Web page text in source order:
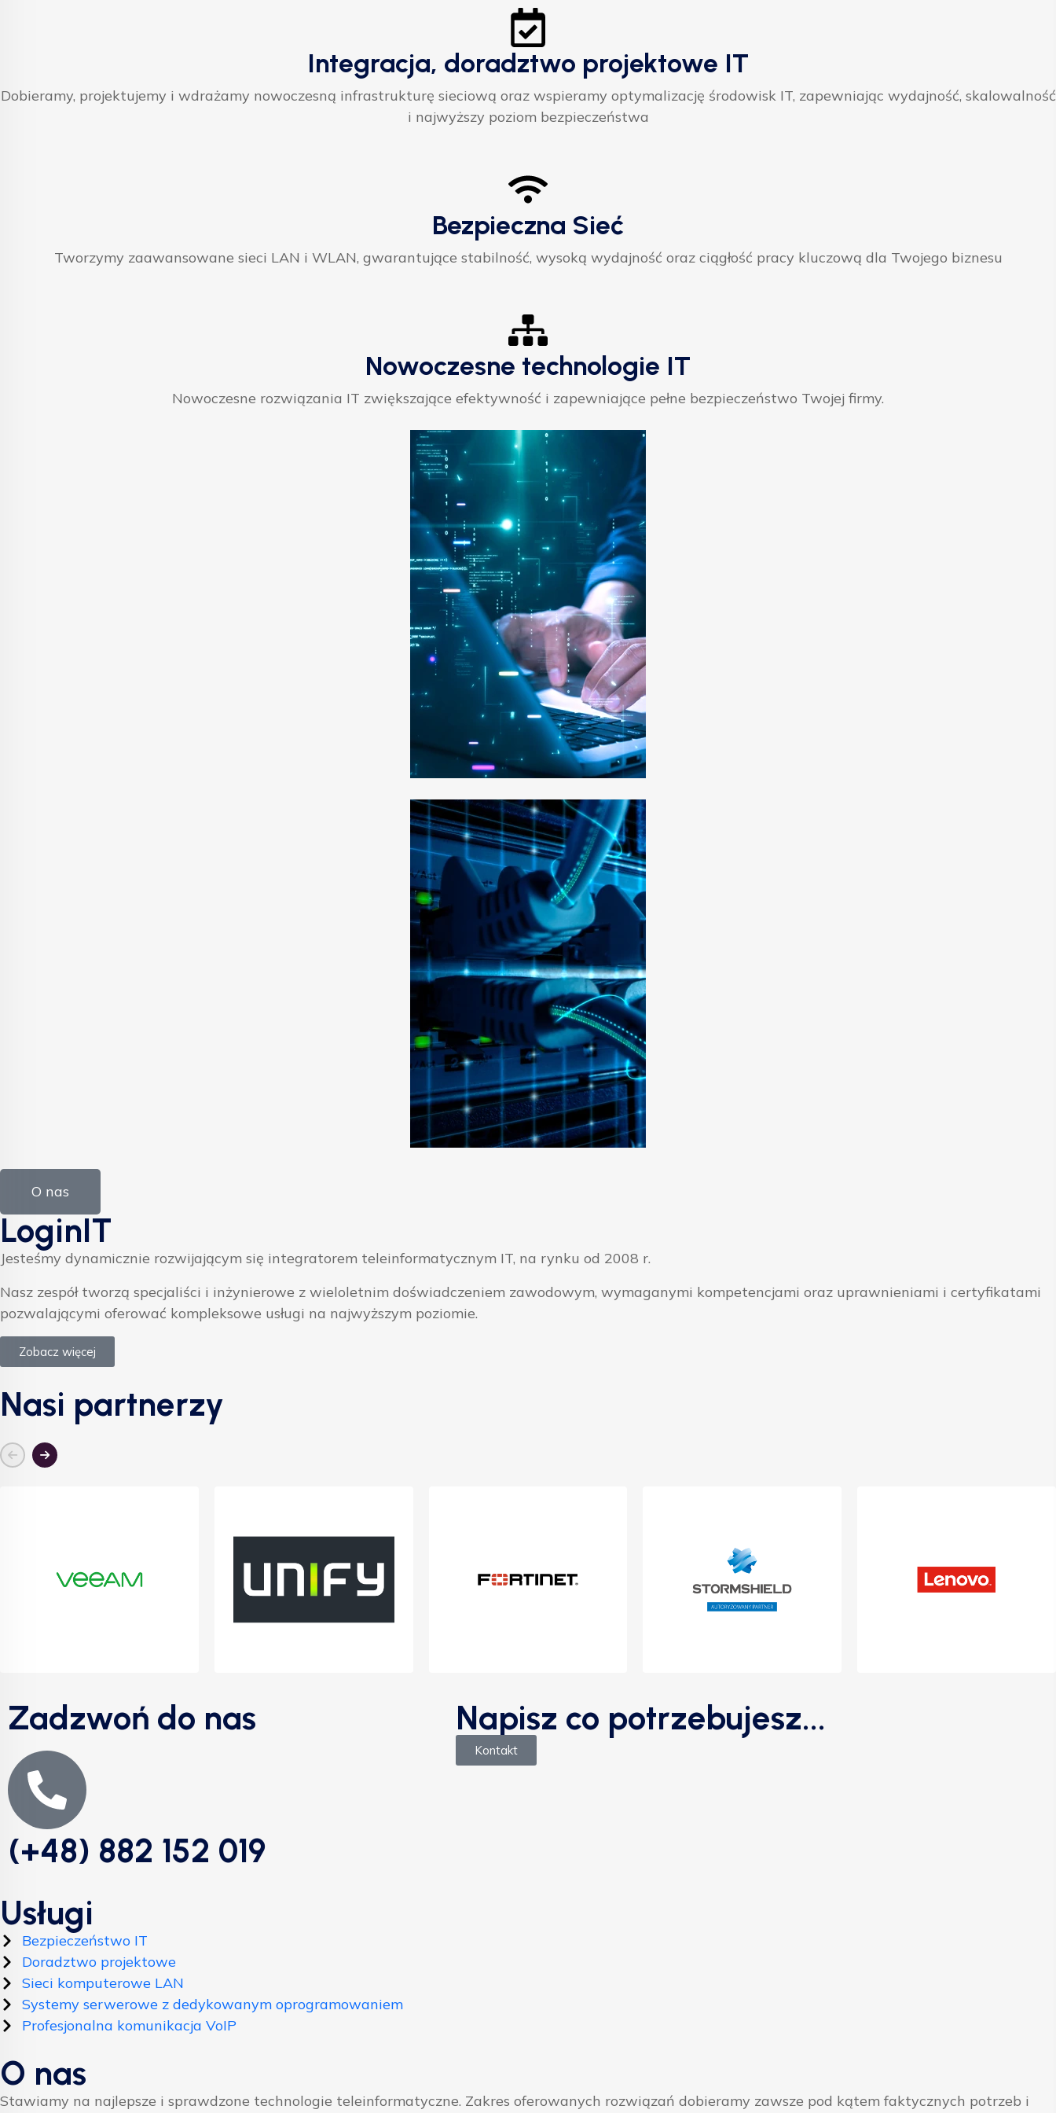
Integracja, doradztwo projektowe IT
Dobieramy, projektujemy i wdrażamy nowoczesną infrastrukturę sieciową oraz wspieramy optymalizację środowisk IT, zapewniając wydajność, skalowalność
i najwyższy poziom bezpieczeństwa
Bezpieczna Sieć
Tworzymy zaawansowane sieci LAN i WLAN, gwarantujące stabilność, wysoką wydajność oraz ciągłość pracy kluczową dla Twojego biznesu
Nowoczesne technologie IT
Nowoczesne rozwiązania IT zwiększające efektywność i zapewniające pełne bezpieczeństwo Twojej firmy.
O nas
LoginIT
Jesteśmy dynamicznie rozwijającym się integratorem teleinformatycznym IT, na rynku od 2008 r.
Nasz zespół tworzą specjaliści i inżynierowe z wieloletnim doświadczeniem zawodowym, wymaganymi kompetencjami oraz uprawnieniami i certyfikatami
pozwalającymi oferować kompleksowe usługi na najwyższym poziomie.
Zobacz więcej
Nasi partnerzy
Zadzwoń do nas
(+48) 882 152 019
Napisz co potrzebujesz...
Kontakt
Usługi
Bezpieczeństwo IT
Doradztwo projektowe
Sieci komputerowe LAN
Systemy serwerowe z dedykowanym oprogramowaniem
Profesjonalna komunikacja VoIP
O nas
Stawiamy na najlepsze i sprawdzone technologie teleinformatyczne. Zakres oferowanych rozwiązań dobieramy zawsze pod kątem faktycznych potrzeb i